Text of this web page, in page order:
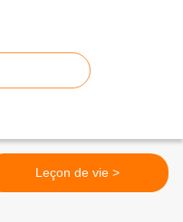
Leçon de vie >